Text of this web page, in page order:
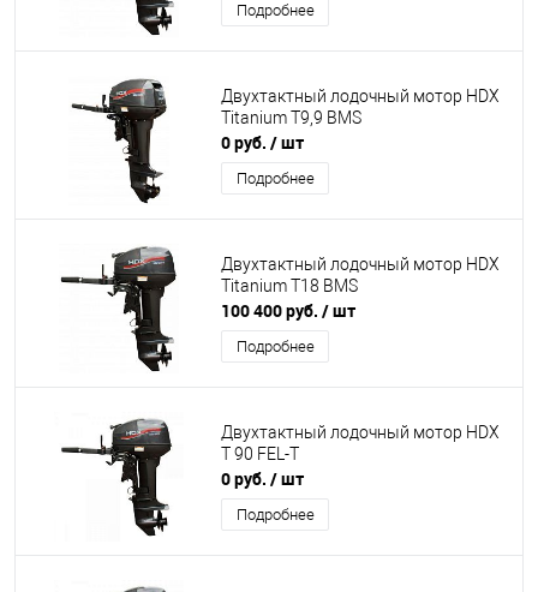
Подробнее
Двухтактный лодочный мотор HDX
Titanium T9,9 BMS
0 руб. / шт
Подробнее
Двухтактный лодочный мотор HDX
Titanium T18 BMS
100 400 руб. / шт
Подробнее
Двухтактный лодочный мотор HDX
T 90 FEL-T
0 руб. / шт
Подробнее